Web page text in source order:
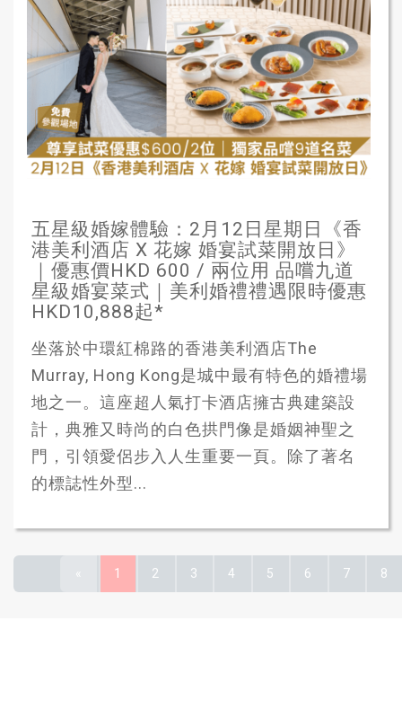
五星級婚嫁體驗：2月12日星期日《香
港美利酒店 X 花嫁 婚宴試菜開放日》
｜優惠價HKD 600 / 兩位用 品嚐九道
星級婚宴菜式｜美利婚禮禮遇限時優惠
HKD10,888起*
坐落於中環紅棉路的香港美利酒店The
Murray, Hong Kong是城中最有特色的婚禮場
地之一。這座超人氣打卡酒店擁古典建築設
計，典雅又時尚的白色拱門像是婚姻神聖之
門，引領愛侶步入人生重要一頁。除了著名
的標誌性外型...
« 1 2 3 4 5 6 7 8